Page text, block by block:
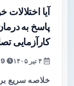
آیا
کارآزمایی
9 دقیقه
خلاصه سریع